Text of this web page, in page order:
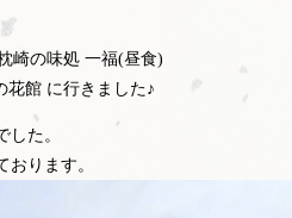
崎の味処 一福(昼食)
館 に行きました♪
た。
ります。